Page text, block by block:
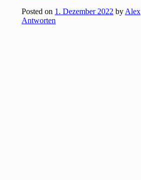
Posted on 1. Dezember 2022 by Alex
Antworten